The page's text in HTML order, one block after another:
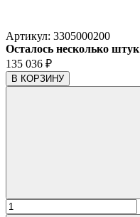
Артикул: 3305000200
Осталось несколько штук
135 036 ₽
В КОРЗИНУ